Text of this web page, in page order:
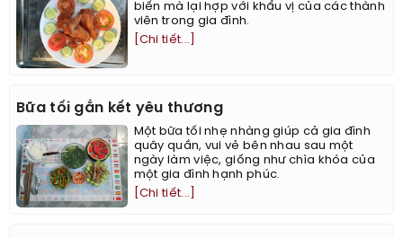
biến mà lại hợp với khẩu vị của các thành
viên trong gia đình.
[Chi tiết...]
Bữa tối gắn kết yêu thương
Một bữa tối nhẹ nhàng giúp cả gia đình
quây quần, vui vẻ bên nhau sau một
ngày làm việc, giống như chìa khóa của
một gia đình hạnh phúc.
[Chi tiết...]